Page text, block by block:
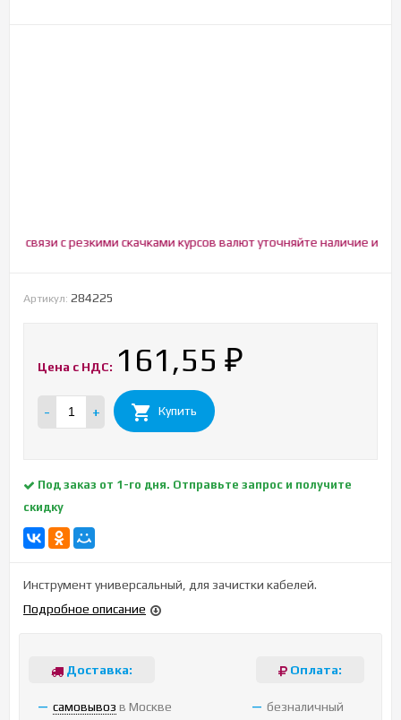
с резкими скачками курсов валют уточняйте наличие и цену!
Артикул: 284225
Цена с НДС: 161,55 ₽
- + Купить
Под заказ от 1-го дня. Отправьте запрос и получите
скидку
Инструмент универсальный, для зачистки кабелей.
Подробное описание
Доставка:
cамовывоз в Москве
Оплата:
безналичный